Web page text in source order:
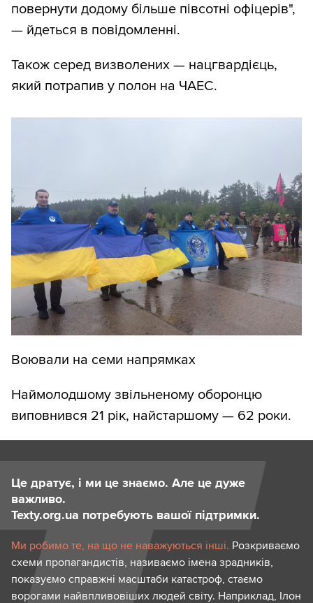
повернути додому більше півсотні офіцерів",
— йдеться в повідомленні.
Також серед визволених — нацгвардієць,
який потрапив у полон на ЧАЕС.
Воювали на семи напрямках
Наймолодшому звільненому оборонцю
виповнився 21 рік, найстаршому — 62 роки.
Це дратує, і ми це знаємо. Але це дуже
важливо.
Texty.org.ua потребують вашої підтримки.
Ми робимо те, на що не наважуються інші. Розкриваємо
схеми пропагандистів, називаємо імена зрадників,
показуємо справжні масштаби катастроф, стаємо
ворогами найвпливовіших людей світу. Наприклад, Ілон